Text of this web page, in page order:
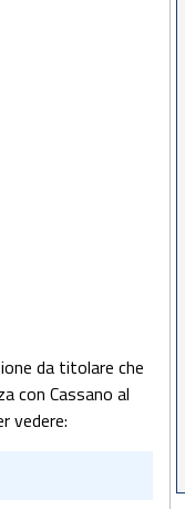
da titolare che
con Cassano al
vedere: